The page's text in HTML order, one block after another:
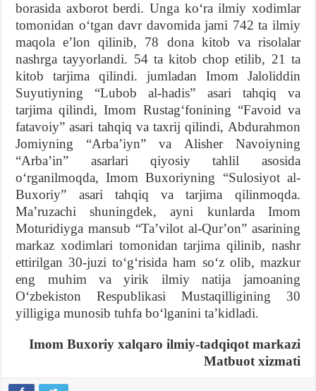
borasida axborot berdi. Unga koʻra ilmiy xodimlar
tomonidan oʻtgan davr davomida jami 742 ta ilmiy
maqola eʼlon qilinib, 78 dona kitob va risolalar
nashrga tayyorlandi. 54 ta kitob chop etilib, 21 ta
kitob tarjima qilindi. jumladan Imom Jaloliddin
Suyutiyning “Lubob al-hadis” asari tahqiq va
tarjima qilindi, Imom Rustagʻfonining “Favoid va
fatavoiy” asari tahqiq va taxrij qilindi, Abdurahmon
Jomiyning “Arbaʼiyn” va Alisher Navoiyning
“Arbaʼin” asarlari qiyosiy tahlil asosida
oʻrganilmoqda, Imom Buxoriyning “Sulosiyot al-
Buxoriy” asari tahqiq va tarjima qilinmoqda.
Maʼruzachi shuningdek, ayni kunlarda Imom
Moturidiyga mansub “Taʼvilot al-Qurʼon” asarining
markaz xodimlari tomonidan tarjima qilinib, nashr
ettirilgan 30-juzi toʻgʻrisida ham soʻz olib, mazkur
eng muhim va yirik ilmiy natija jamoaning
Oʻzbekiston Respublikasi Mustaqilligining 30
yilligiga munosib tuhfa boʻlganini taʼkidladi.
Imom Buxoriy xalqaro ilmiy-tadqiqot markazi
Matbuot xizmati